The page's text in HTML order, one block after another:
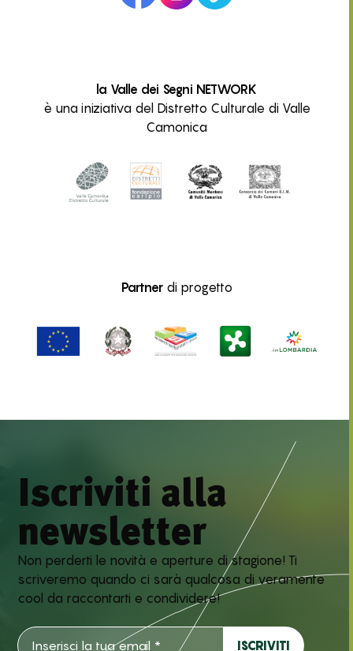
la Valle dei Segni NETWORK
è una iniziativa del Distretto Culturale di Valle
Camonica
Partnerdi progetto
Iscriviti alla
newsletter
Non perderti le novità e aperture di stagione! Ti
scriveremo quando ci sarà qualcosa di veramente
cool da raccontarti e condividere!